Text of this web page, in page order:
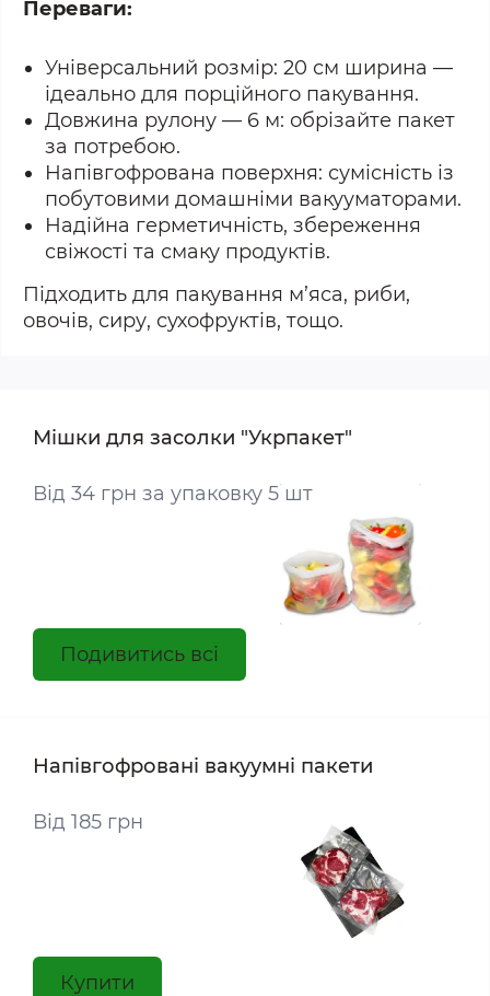
Переваги:
Універсальний розмір: 20 см ширина —
ідеально для порційного пакування.
Довжина рулону — 6 м: обрізайте пакет
за потребою.
Напівгофрована поверхня: сумісність із
побутовими домашніми вакууматорами.
Надійна герметичність, збереження
свіжості та смаку продуктів.
Підходить для пакування м’яса, риби,
овочів, сиру, сухофруктів, тощо.
Мішки для засолки "Укрпакет"
Від 34 грн за упаковку 5 шт
Подивитись всі
Напівгофровані вакуумні пакети
Від 185 грн
Купити